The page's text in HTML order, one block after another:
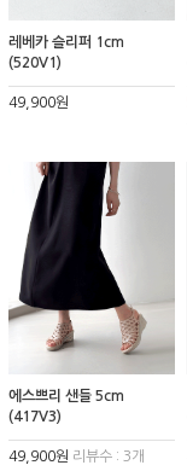
레베카 슬리퍼 1cm
(520V1)
49,900원
에스쁘리 샌들 5cm
(417V3)
49,900원 리뷰수 : 3개